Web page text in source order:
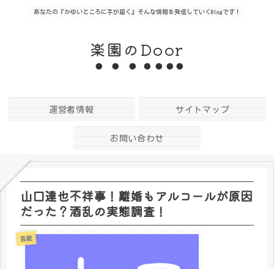
あなたの『かゆいところに手が届く』そんな情報を発信していくBlogです！
楽園のDoor
運営者情報 サイトマップ
お問い合わせ
山口達也不祥事！離婚もアルコールが原因
だった？酒乱の実態調査！
芸能